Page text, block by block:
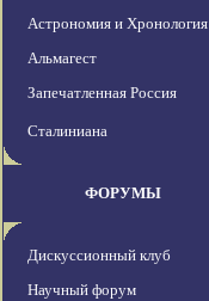
Астрономия и Хронология
Альмагест
Запечатленная Россия
Сталиниана
ФОРУМЫ
Дискуссионный клуб
Научный форум